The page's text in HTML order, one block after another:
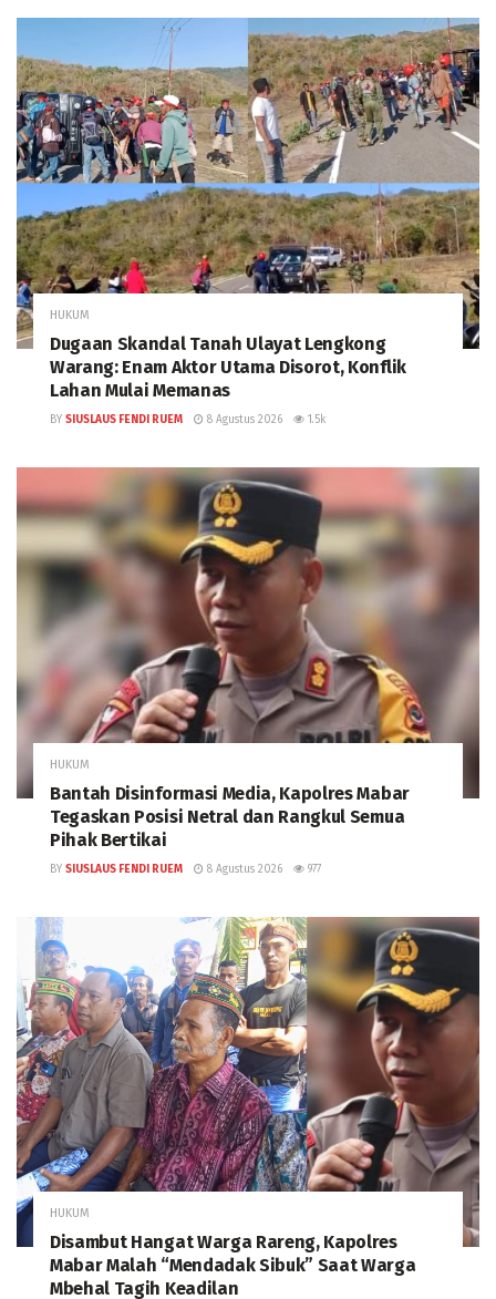
HUKUM
Dugaan Skandal Tanah Ulayat Lengkong
Warang: Enam Aktor Utama Disorot, Konflik
Lahan Mulai Memanas
BY SIUSLAUS FENDI RUEM 8 Agustus 2026 1.5k
HUKUM
Bantah Disinformasi Media, Kapolres Mabar
Tegaskan Posisi Netral dan Rangkul Semua
Pihak Bertikai
BY SIUSLAUS FENDI RUEM 8 Agustus 2026 977
HUKUM
Disambut Hangat Warga Rareng, Kapolres
Mabar Malah “Mendadak Sibuk” Saat Warga
Mbehal Tagih Keadilan